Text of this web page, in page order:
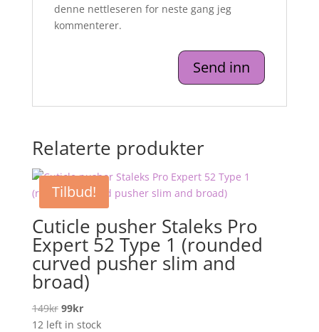
denne nettleseren for neste gang jeg
kommenterer.
Relaterte produkter
Tilbud!
Cuticle pusher Staleks Pro
Expert 52 Type 1 (rounded
curved pusher slim and
broad)
149kr Opprinnelig
pris
99krNåværende
pris
12 left in stock